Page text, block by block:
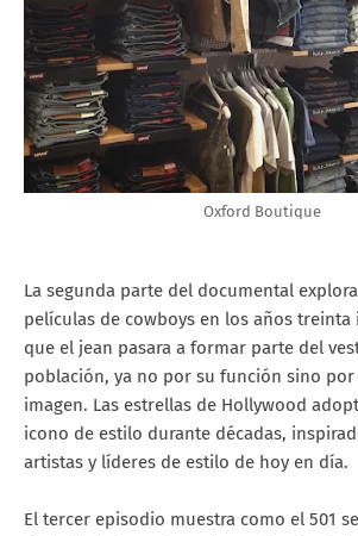
Oxford Boutique
La segunda parte del documental
películas de cowboys en los años
que el jean pasara a formar parte del
población, ya no por su función sino
imagen. Las estrellas de Hollywood
icono de estilo durante décadas,
artistas y líderes de estilo de hoy en día.
El tercer episodio muestra como el 501